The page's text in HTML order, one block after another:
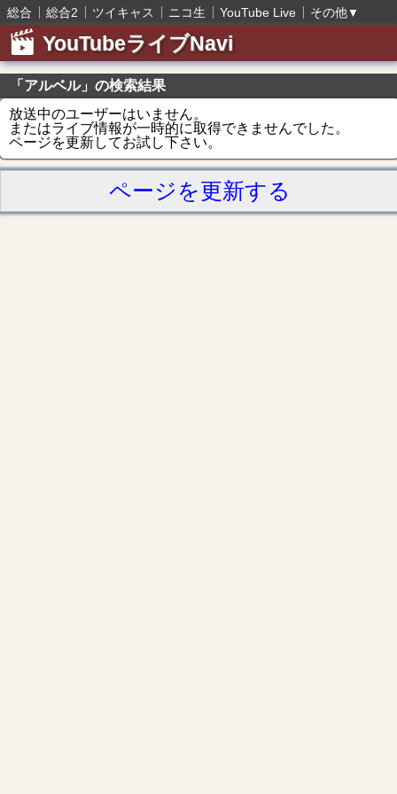
総合 総合2 ツイキャス ニコ生 YouTube Live その他▼
YouTubeライブNavi
「アルベル」の検索結果
放送中のユーザーはいません。
またはライブ情報が一時的に取得できませんでした。
ページを更新してお試し下さい。
ページを更新する